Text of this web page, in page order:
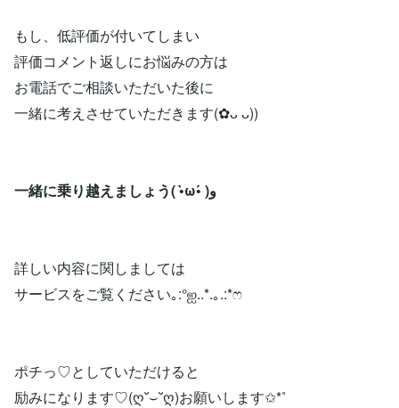
もし、低評価が付いてしまい
評価コメント返しにお悩みの方は
お電話でご相談いただいた後に
一緒に考えさせていただきます(︎✿ᴗ ᴗ))
一緒に乗り越えましょう( •̀ω•́ )و
詳しい内容に関しましては
サービスをご覧ください｡:°ஐ..*.｡.:*ෆ
ポチっ♡としていただけると
励みになります♡(ღ˘⌣˘ღ)お願いします✩*˚